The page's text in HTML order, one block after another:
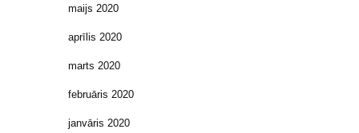
maijs 2020
aprīlis 2020
marts 2020
februāris 2020
janvāris 2020